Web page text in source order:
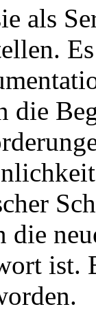
als
die
ist.